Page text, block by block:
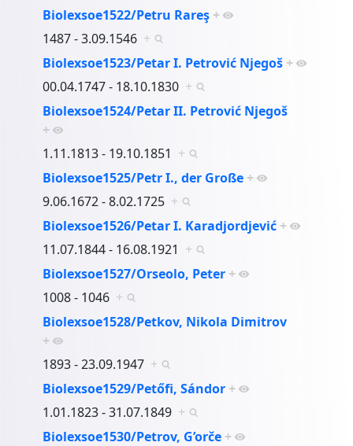
Biolexsoe1522/Petru Rareş +
1487 - 3.09.1546 +
Biolexsoe1523/Petar I. Petrović Njegoš +
00.04.1747 - 18.10.1830 +
Biolexsoe1524/Petar II. Petrović Njegoš
+
1.11.1813 - 19.10.1851 +
Biolexsoe1525/Petr I., der Große +
9.06.1672 - 8.02.1725 +
Biolexsoe1526/Petar I. Karadjordjević +
11.07.1844 - 16.08.1921 +
Biolexsoe1527/Orseolo, Peter +
1008 - 1046 +
Biolexsoe1528/Petkov, Nikola Dimitrov
+
1893 - 23.09.1947 +
Biolexsoe1529/Petőfi, Sándor +
1.01.1823 - 31.07.1849 +
Biolexsoe1530/Petrov, G’orče +